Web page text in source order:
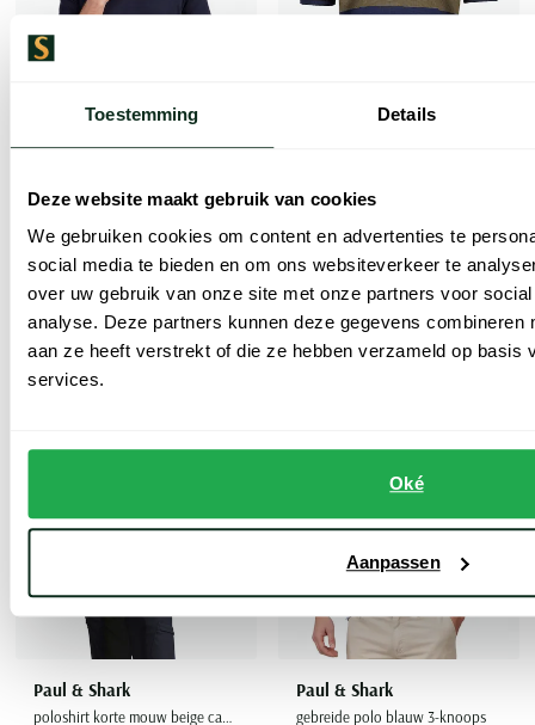
Toestemming Details
Deze website maakt gebruik van cookies
We gebruiken cookies om content en advertenties te
social media te bieden en om ons websiteverkeer te
over uw gebruik van onze site met onze partners voor
analyse. Deze partners kunnen deze gegevens combineren
aan ze heeft verstrekt of die ze hebben verzameld op basis
services.
Oké
Aanpassen
Paul & Shark
Poloshirt donkerblauw zijde v-hals
€ 269,00€ 215,20
-
20%
Paul & Shark
polo gestreept donkerblauw groen
€ 209,00€ 104,50
-
50%
Paul & Shark
poloshirt korte mouw beige camel
Paul & Shark
gebreide polo blauw 3-knoops